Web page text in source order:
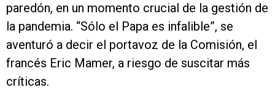
paredón, en un momento crucial de la gestión de
la pandemia. “Sólo el Papa es infalible”, se
aventuró a decir el portavoz de la Comisión, el
francés Eric Mamer, a riesgo de suscitar más
críticas.